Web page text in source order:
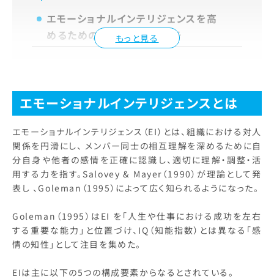
もっと見る
エモーショナルインテリジェンスを高
めるための実践的アプローチ
エモーショナルインテリジェンスとは
エモーショナルインテリジェンス（EI）とは、組織における対人
関係を円滑にし、 メンバー同士の相互理解を深めるために自
分自身や他者の感情を正確に認識し、適切に理解・調整・活
用する力を指す。Salovey & Mayer（1990）が理論として発
表し 、Goleman（1995）によって広く知られるようになった。
Goleman（1995）はEI を「人生や仕事における成功を左右
する重要な能力」と位置づけ、IQ（知能指数）とは異なる「感
情の知性」として注目を集めた。
EIは主に以下の5つの構成要素からなるとされている。